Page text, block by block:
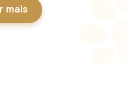
mais